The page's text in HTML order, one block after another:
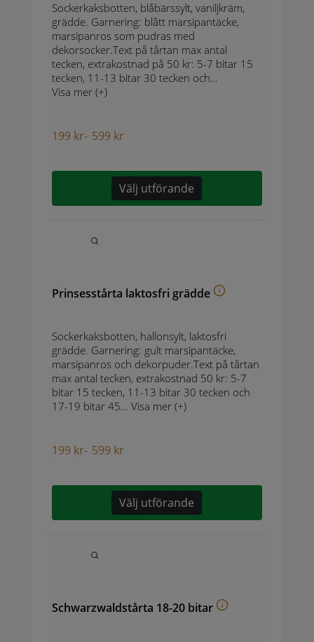
Sockerkaksbotten, blåbärssylt, vaniljkräm,
grädde. Garnering: blått marsipantäcke,
marsipanros som pudras med
dekorsocker.Text på tårtan max antal
tecken, extrakostnad på 50 kr: 5-7 bitar 15
tecken, 11-13 bitar 30 tecken och…
Visa mer (+)
199 kr- 599 kr
Välj utförande
Prinsesstårta laktosfri grädde
Sockerkaksbotten, hallonsylt, laktosfri
grädde. Garnering: gult marsipantäcke,
marsipanros och dekorpuder.Text på tårtan
max antal tecken, extrakostnad 50 kr: 5-7
bitar 15 tecken, 11-13 bitar 30 tecken och
17-19 bitar 45… Visa mer (+)
199 kr- 599 kr
Välj utförande
Schwarzwaldstårta 18-20 bitar